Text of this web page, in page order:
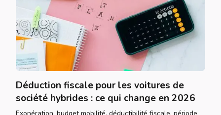
Déduction fiscale pour les voitures de
société hybrides : ce qui change en 2026
Exonération, budget mobilité, déductibilité fiscale, période